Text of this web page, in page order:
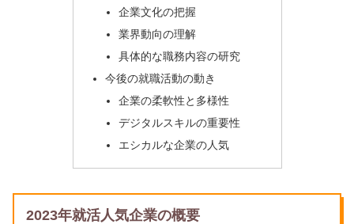
企業文化の把握
業界動向の理解
具体的な職務内容の研究
今後の就職活動の動き
企業の柔軟性と多様性
デジタルスキルの重要性
エシカルな企業の人気
2023年就活人気企業の概要